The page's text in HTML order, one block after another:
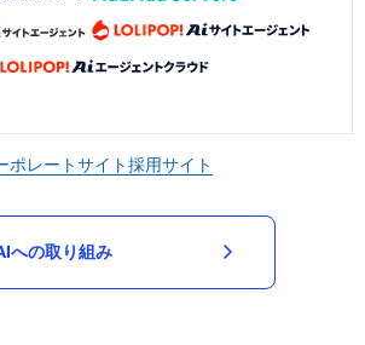
ポレートサイト採用サイト
への取り組み